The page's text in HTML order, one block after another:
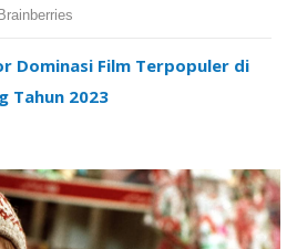
Dominasi Film Terpopuler di
Tahun 2023